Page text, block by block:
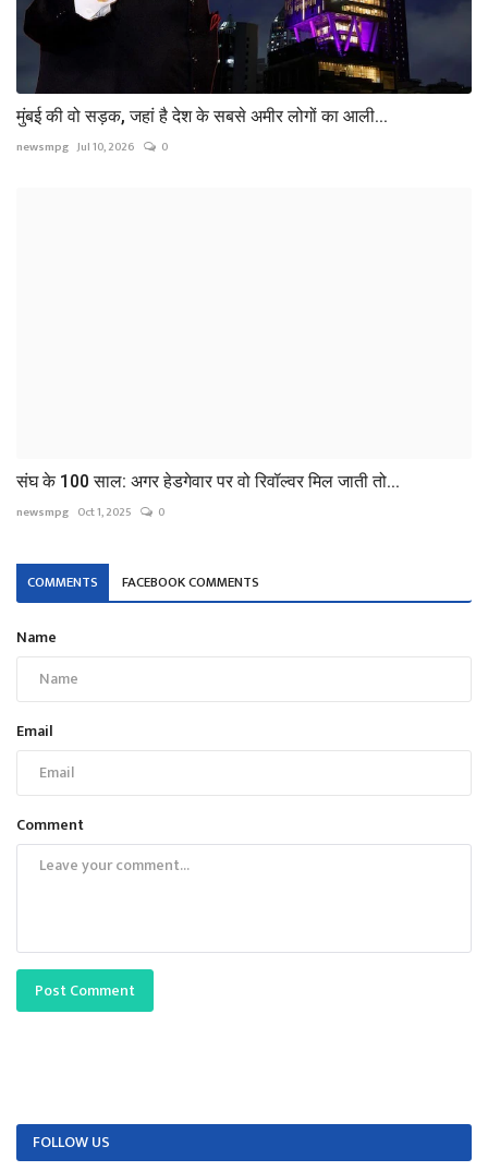
मुंबई की वो सड़क, जहां है देश के सबसे अमीर लोगों का आली...
newsmpg Jul 10, 2026 0
संघ के 100 साल: अगर हेडगेवार पर वो रिवॉल्वर मिल जाती तो...
newsmpg Oct 1, 2025 0
COMMENTS FACEBOOK COMMENTS
Name
Email
Comment
Post Comment
FOLLOW US